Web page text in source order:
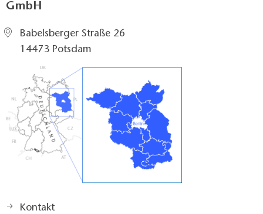
GmbH
Babelsberger Straße 26
14473 Potsdam
Kontakt